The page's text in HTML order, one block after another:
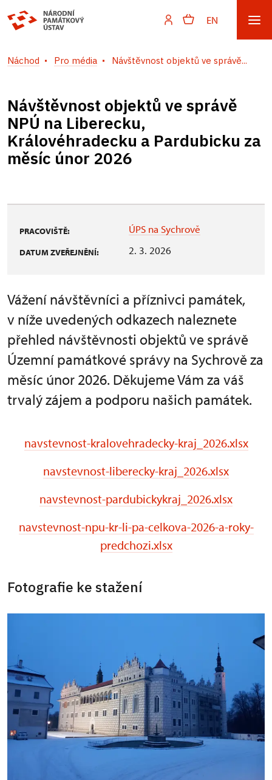
EN
Náchod Pro média Návštěvnost objektů ve správě...
Návštěvnost objektů ve správě
NPÚ na Liberecku,
Královéhradecku a Pardubicku za
měsíc únor 2026
PRACOVIŠTĚ: ÚPS na Sychrově
DATUM ZVEŘEJNĚNÍ: 2. 3. 2026
Vážení návštěvníci a příznivci památek,
v níže uvedených odkazech naleznete
přehled návštěvnosti objektů ve správě
Územní památkové správy na Sychrově za
měsíc únor 2026. Děkujeme Vám za váš
trvalý zájem a podporu našich památek.
navstevnost-kralovehradecky-kraj_2026.xlsx
navstevnost-liberecky-kraj_2026.xlsx
navstevnost-pardubickykraj_2026.xlsx
navstevnost-npu-kr-li-pa-celkova-2026-a-roky-
predchozi.xlsx
Fotografie ke stažení